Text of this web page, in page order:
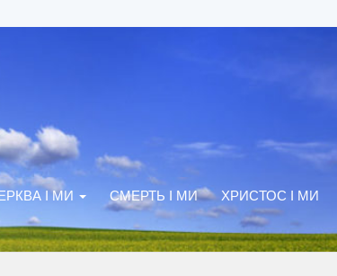
І МИ СМЕРТЬ І МИ ХРИСТОС І МИ